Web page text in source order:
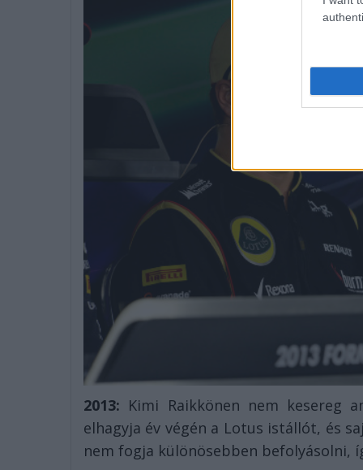
2013: Kimi Raikkönen nem kesereg
elhagyja év végén a Lotus istállót, és
nem fogja különösebben befolyásolni,